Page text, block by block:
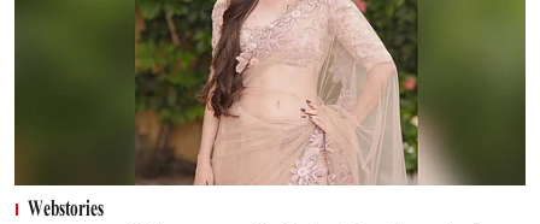
Webstories